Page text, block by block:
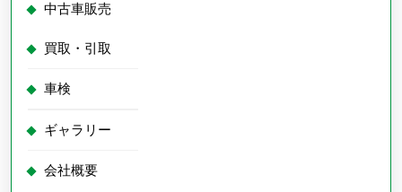
中古車販売
買取・引取
車検
ギャラリー
会社概要